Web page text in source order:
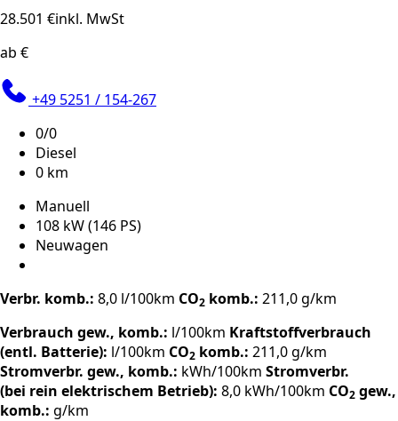
28.501 €inkl. MwSt
ab €
+49 5251 / 154-267
0/0
Diesel
0 km
Manuell
108 kW (146 PS)
Neuwagen
Verbr. komb.: 8,0 l/100km CO2 komb.: 211,0 g/km
Verbrauch gew., komb.: l/100km Kraftstoffverbrauch
(entl. Batterie): l/100km CO2 komb.: 211,0 g/km
Stromverbr. gew., komb.: kWh/100km Stromverbr.
(bei rein elektrischem Betrieb): 8,0 kWh/100km CO2 gew.,
komb.: g/km